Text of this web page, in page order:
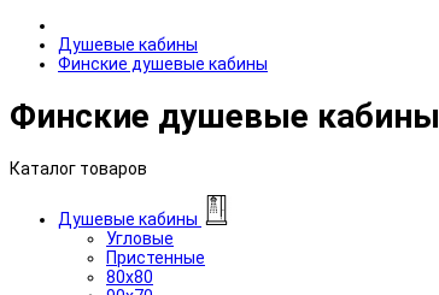
Душевые кабины
Финские душевые кабины
Финские душевые кабины
Каталог товаров
Душевые кабины
Угловые
Пристенные
80x80